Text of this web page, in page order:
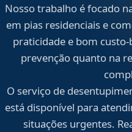
Nosso trabalho é focado
em pias residenciais e
praticidade e bom
prevenção quanto na
O serviço de
está disponível para
situações urgentes.